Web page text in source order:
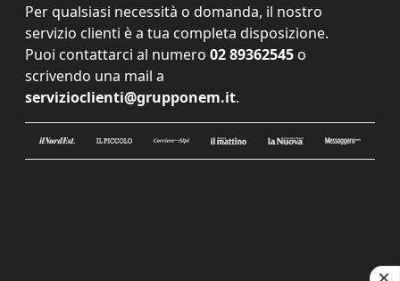
Per qualsiasi necessità o domanda, il nostro
servizio clienti è a tua completa disposizione.
Puoi contattarci al numero 02 89362545 o
scrivendo una mail a
servizioclienti@grupponem.it.